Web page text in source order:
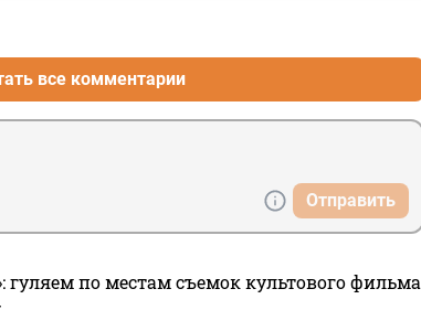
все комментарии
Отправить
гуляем по местам съемок культового фильма